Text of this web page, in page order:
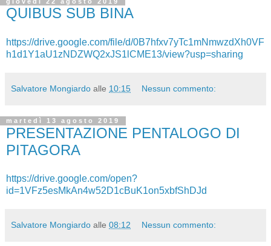
QUIBUS SUB BINA
https://drive.google.com/file/d/0B7hfxv7yTc1mNmwzdXh0VF
h1d1Y1aU1zNDZWQ2xJS1lCME13/view?usp=sharing
Salvatore Mongiardo alle 10:15 Nessun commento:
martedì 13 agosto 2019
PRESENTAZIONE PENTALOGO DI
PITAGORA
https://drive.google.com/open?
id=1VFz5esMkAn4w52D1cBuK1on5xbfShDJd
Salvatore Mongiardo alle 08:12 Nessun commento: